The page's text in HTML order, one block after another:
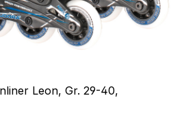
Leon, Gr. 29-40,